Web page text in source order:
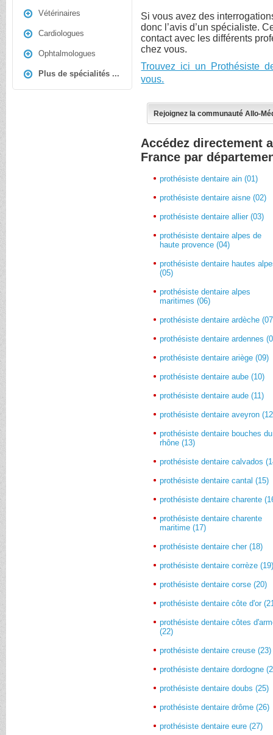
Vétérinaires
Cardiologues
Ophtalmologues
Plus de spécialités ...
Si vous avez des
donc l’avis d’un spécialiste.
contact avec les différents
chez vous.
Trouvez ici un Prothésiste
vous.
Rejoignez la communauté Allo-
Accédez directement
France par
prothésiste dentaire ain (01)
prothésiste dentaire aisne (02)
prothésiste dentaire allier (03)
prothésiste dentaire alpes de
haute provence (04)
prothésiste dentaire hautes
(05)
prothésiste dentaire alpes
maritimes (06)
prothésiste dentaire ardèche
prothésiste dentaire ardennes
prothésiste dentaire ariège (09)
prothésiste dentaire aube (10)
prothésiste dentaire aude (11)
prothésiste dentaire aveyron
prothésiste dentaire bouches du
rhône (13)
prothésiste dentaire calvados
prothésiste dentaire cantal (15)
prothésiste dentaire charente
prothésiste dentaire charente
maritime (17)
prothésiste dentaire cher (18)
prothésiste dentaire corrèze
prothésiste dentaire corse (20)
prothésiste dentaire côte d'or
prothésiste dentaire côtes
(22)
prothésiste dentaire creuse (23)
prothésiste dentaire dordogne
prothésiste dentaire doubs (25)
prothésiste dentaire drôme (26)
prothésiste dentaire eure (27)